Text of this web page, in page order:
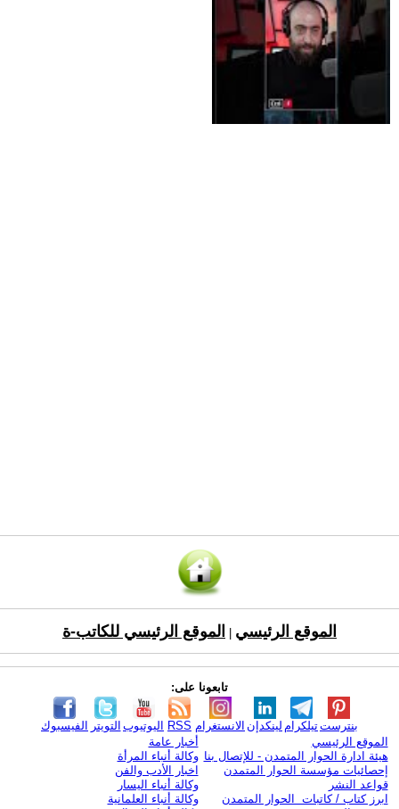
الموقع الرئيسي الموقع الرئيسي للكاتب-ة
تابعونا على:
الفيسبوك التويتر اليوتيوب RSS الانستغرام لينكدإن تيلكرامبنترست
الموقع الرئيسي
هيئة ادارة الحوار المتمدن - للإتصال بنا
إحصائيات مؤسسة الحوار المتمدن
قواعد النشر
ابرز كتاب / كاتبات الحوار المتمدن
أخبار عامة
وكالة أنباء المرأة
اخبار الأدب والفن
وكالة أنباء اليسار
وكالة أنباء العلمانية